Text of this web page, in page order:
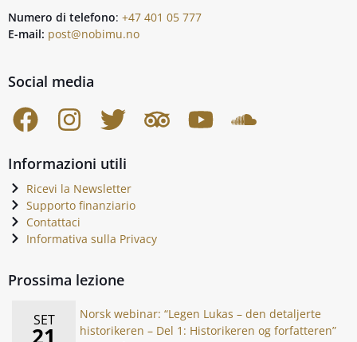
Numero di telefono: +47 401 05 777
E-mail: post@nobimu.no
Social media
Informazioni utili
Ricevi la Newsletter
Supporto finanziario
Contattaci
Informativa sulla Privacy
Prossima lezione
SET
Norsk webinar: “Legen Lukas – den detaljerte
historikeren – Del 1: Historikeren og forfatteren”